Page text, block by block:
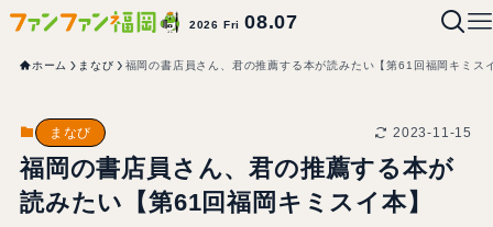
2026 Fri08.07
ホーム まなび 福岡の書店員さん、君の推薦する本が読みたい【第61回福岡キミス
まなび 2023-11-15
福岡の書店員さん、君の推薦する本が
読みたい【第61回福岡キミスイ本】